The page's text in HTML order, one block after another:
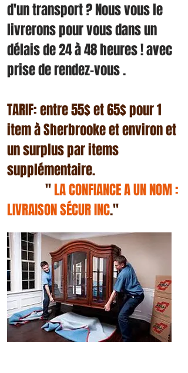
d'un transport ? Nous vous le
livrerons pour vous dans un
délais de 24 à 48 heures ! avec
prise de rendez-vous .
TARIF: entre 55$ et 65$ pour 1
item à Sherbrooke et environ et
un surplus par items
supplémentaire.
''LA CONFIANCE A UN NOM :
LIVRAISON SÉCUR INC.''